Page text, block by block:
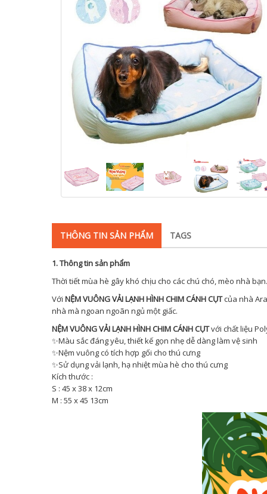
THÔNG TIN SẢN PHẨM TAGS
1. Thông tin sản phẩm
Thời tiết mùa hè gây khó chịu cho các chú chó, mèo nhà
Với NỆM VUÔNG VẢI LẠNH HÌNH CHIM CÁNH CỤTcủa nhà
nhà mà ngoan ngoãn ngủ một giấc.
NỆM VUÔNG VẢI LẠNH HÌNH CHIM CÁNH CỤTvới chất liệu
✨Màu sắc đáng yêu, thiết kế gọn nhẹ dễ dàng làm vệ sinh
✨Nệm vuông có tích hợp gối cho thú cưng
✨Sử dụng vải lạnh, hạ nhiệt mùa hè cho thú cưng
Kích thước :
S : 45 x 38 x 12cm
M : 55 x 45 13cm